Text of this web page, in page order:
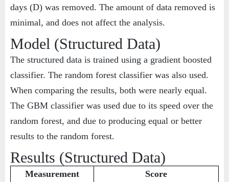
days (D) was removed. The amount of data removed is
minimal, and does not affect the analysis.
Model (Structured Data)
The structured data is trained using a gradient boosted
classifier. The random forest classifier was also used.
When comparing the results, both were nearly equal.
The GBM classifier was used due to its speed over the
random forest, and due to producing equal or better
results to the random forest.
Results (Structured Data)
Measurement Score